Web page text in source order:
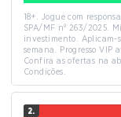
18+. Jogue com
SPA/MF nº 263/2025.
investimento. Aplicam-
semana. Progresso VIP
Confira as ofertas na
Condições.
2.